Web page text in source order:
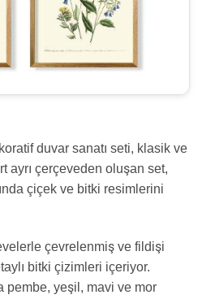
duvar sanatı seti, klasik ve
ayrı çerçeveden oluşan set,
çiçek ve bitki resimlerini
çevrelenmiş ve fildişi
bitki çizimleri içeriyor.
pembe, yeşil, mavi ve mor